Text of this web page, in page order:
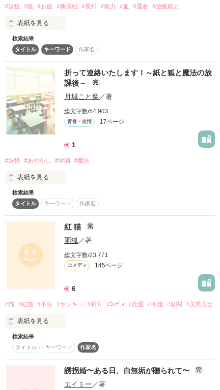
第１作品目！更新が遅くなる可能性があります…ご了承下さい
流血シーン、グロいシーンなどあります。苦手な人は今すぐＵ
ターン
15歳以下の人はご遠慮くださいm(｡v_v｡)m
Ｒ15ですね。
それでも見たい人はぜひ見てください!!
大丈夫な人はここからドジョッ!!
「妖退治をしてくれねぇか？」
あ、あたしがあやかし退治ぃ！？！！
妖が大量に発生する異世界にトリップした少女
佐藤 まや 16-ｻﾄｳ ﾏﾔ-
まやを妖から助けてくれ、刀で妖退治する謎の少年
一刀、一矢、魂を込めて妖退治しちゃいますっ！！
✽+†+✽――✽+†+✽――✽+†+✽――
はじめまして、もしくはお久しぶりです。
黒夜 未桜です。
くろや みおうと読みます。
ちなみに“いっとういちやたましいをこめます！”と言います。
国語でSFを書いてみましょう！ということで思いついた作品で
す(笑)
エアラブの方でみおちゃんがいるのですが、そのみおちゃんは
感想お待ちしてます(><)ﾍﾟｺﾘ(..  )♡
きっと私は暗く冷たい深海で
光に憧れている花だろう
誰か私に本当の光をみせて下さい―…
▼
ジャンル別ランキング4位
本当にありがとうございます。
璃桜 刹那様
伊利亜様
素敵な感想ありがとうございます。
▲
#妖怪 #狐 #お面 #新撰組 #長州 #能力 #血 #運命 #治癒能力
表紙を見る
やっと終わったと思ってたのに、
またまためんどくさい事に…。
新しい仲間が増え、新しい敵が増え…。
まさか、白夜が死ぬ？！
お面妖狐と新撰組～運命の人は沖田総司～
検索結果
タイトル
キーワード 作家名
折って連絡いたします！～紙と狐と魔法の放
課後～
完
月城こと葉／著
総文字数/54,903
青春・友情 17ページ
1
#妖怪 #あやかし #学園 #魔法
表紙を見る
平凡な中学生の藍野エルには、不思議な秘密の力がある。
エルの手によって折られた折り紙は途端に力を得、動き出す。
魔法使いの血を引く彼女の、魔法と呼ぶには小さな力で、それ
でいて大きな秘密。
夜道で妖怪に遭遇したエルは学校で人気の生徒会副会長・黄瀬
先輩の秘密を知ってしまい……！？
「きみのことも誰にも言わないから。きみの力を、おれに貸し
魔法使いの末裔＆祓い屋見習いが秘密のコンビ結成！？
検索結果
タイトル
キーワード 作家名
紅 猫 完
雨狐 ／著
総文字数/23,771
コメディ 145ページ
6
#猫 #紅猫 #不良 #ヤンキー #狩り #ｺﾒﾃﾞｨ #恋愛 #令嬢 #財閥 #美男美女
表紙を見る
検索結果
タイトル
キーワード 作家名
誘拐婚〜ある日、白無垢が贈られて〜 完
エイミー ／著